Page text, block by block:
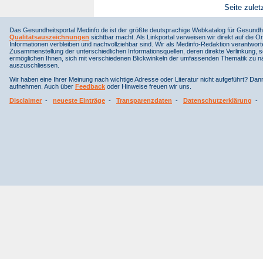
Seite
Das Gesundheitsportal Medinfo.de ist der größte deutsprachige Webkatalog für
Qualitätsauszeichnungen sichtbar macht. Als Linkportal verweisen wir direkt auf die
Informationen verbleiben und nachvollziehbar sind. Wir als Medinfo-Redaktion
Zusammenstellung der unterschiedlichen Informationsquellen, deren direkte
ermöglichen Ihnen, sich mit verschiedenen Blickwinkeln der umfassenden Thematik
auszuschliessen.
Wir haben eine Ihrer Meinung nach wichtige Adresse oder Literatur nicht aufgeführt?
aufnehmen. Auch über Feedback oder Hinweise freuen wir uns.
Disclaimer - neueste Einträge - Transparenzdaten - Datenschutzerklärung -